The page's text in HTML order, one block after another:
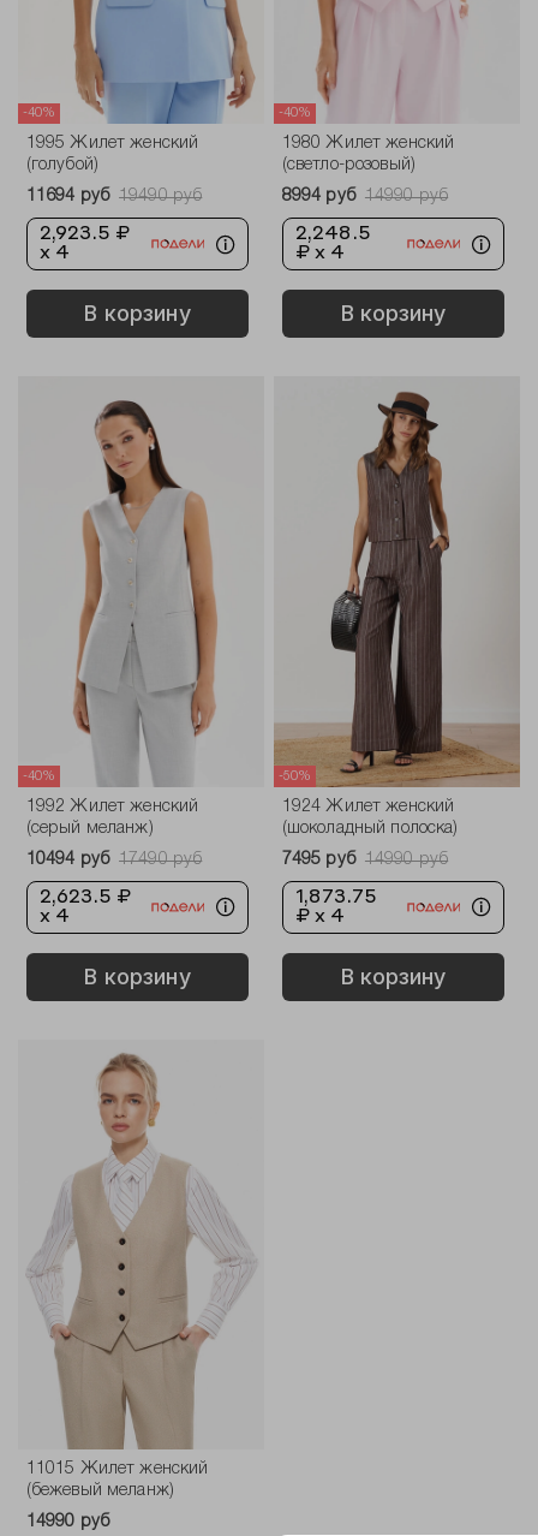
-40%
1995 Жилет женский
(голубой)
11694 руб
19490 руб
2,923.5 ₽
x 4
В корзину
-40%
1980 Жилет женский
(светло-розовый)
8994 руб
14990 руб
2,248.5
₽ x 4
В корзину
-40%
1992 Жилет женский
(серый меланж)
10494 руб
17490 руб
2,623.5 ₽
x 4
В корзину
-50%
1924 Жилет женский
(шоколадный полоска)
7495 руб
14990 руб
1,873.75
₽ x 4
В корзину
11015 Жилет женский
(бежевый меланж)
14990 руб